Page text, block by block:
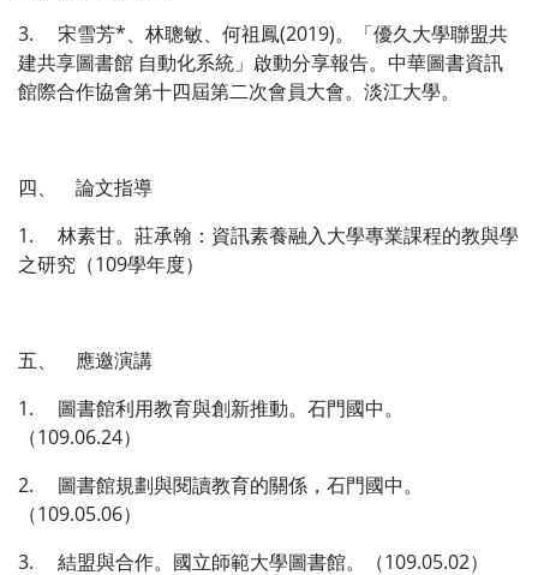
3. 宋雪芳*、林聰敏、何祖鳳(2019)。「優久大學聯盟共
建共享圖書館 自動化系統」啟動分享報告。中華圖書資訊
館際合作協會第十四屆第二次會員大會。淡江大學。
四、 論文指導
1. 林素甘。莊承翰：資訊素養融入大學專業課程的教與學
之研究（109學年度）
五、 應邀演講
1. 圖書館利用教育與創新推動。石門國中。
（109.06.24）
2. 圖書館規劃與閱讀教育的關係，石門國中。
（109.05.06）
3. 結盟與合作。國立師範大學圖書館。（109.05.02）